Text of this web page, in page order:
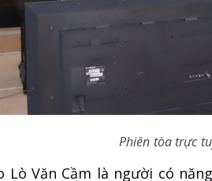
Phiên tòa trực
Lò Văn Cầm là người có